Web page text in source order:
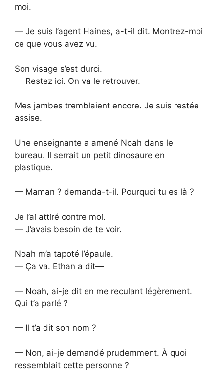
moi.
— Je suis l’agent Haines, a-t-il dit. Montrez-moi
ce que vous avez vu.
Son visage s’est durci.
— Restez ici. On va le retrouver.
Mes jambes tremblaient encore. Je suis restée
assise.
Une enseignante a amené Noah dans le
bureau. Il serrait un petit dinosaure en
plastique.
— Maman ? demanda-t-il. Pourquoi tu es là ?
Je l’ai attiré contre moi.
— J’avais besoin de te voir.
Noah m’a tapoté l’épaule.
— Ça va. Ethan a dit—
— Noah, ai-je dit en me reculant légèrement.
Qui t’a parlé ?
— Il t’a dit son nom ?
— Non, ai-je demandé prudemment. À quoi
ressemblait cette personne ?